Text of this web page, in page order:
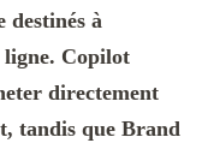
destinés à
ligne. Copilot
directement
tandis que Brand